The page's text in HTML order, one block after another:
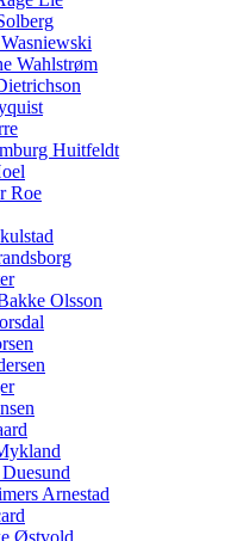
Wahlstrøm
Huitfeldt
Roe
Olsson
Arnestad
Østvold